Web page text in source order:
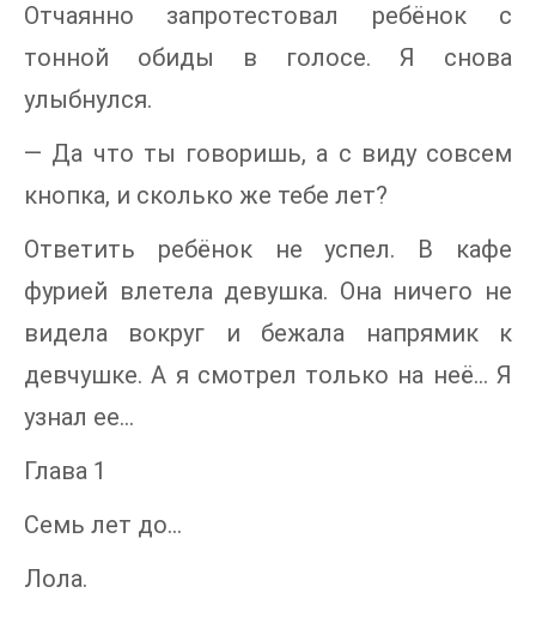
Отчаянно запротестовал ребёнок с
тонной обиды в голосе. Я снова
улыбнулся.
— Да что ты говоришь, а с виду совсем
кнопка, и сколько же тебе лет?
Ответить ребёнок не успел. В кафе
фурией влетела девушка. Она ничего не
видела вокруг и бежала напрямик к
девчушке. А я смотрел только на неё… Я
узнал ее…
Глава 1
Семь лет до…
Лола.